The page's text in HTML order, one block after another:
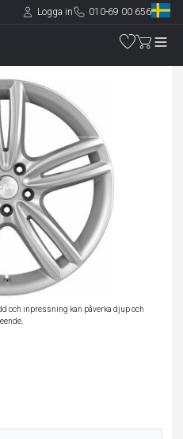
Logga in 010-69 00 656
och inpressning kan påverka djup och